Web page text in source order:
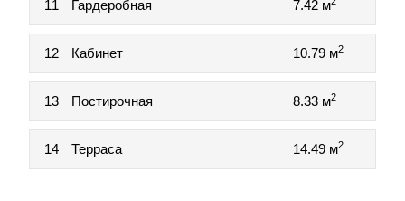
11 Гардеробная 7.42 м
12 Кабинет 10.79 м2
13 Постирочная 8.33 м2
14 Терраса 14.49 м2